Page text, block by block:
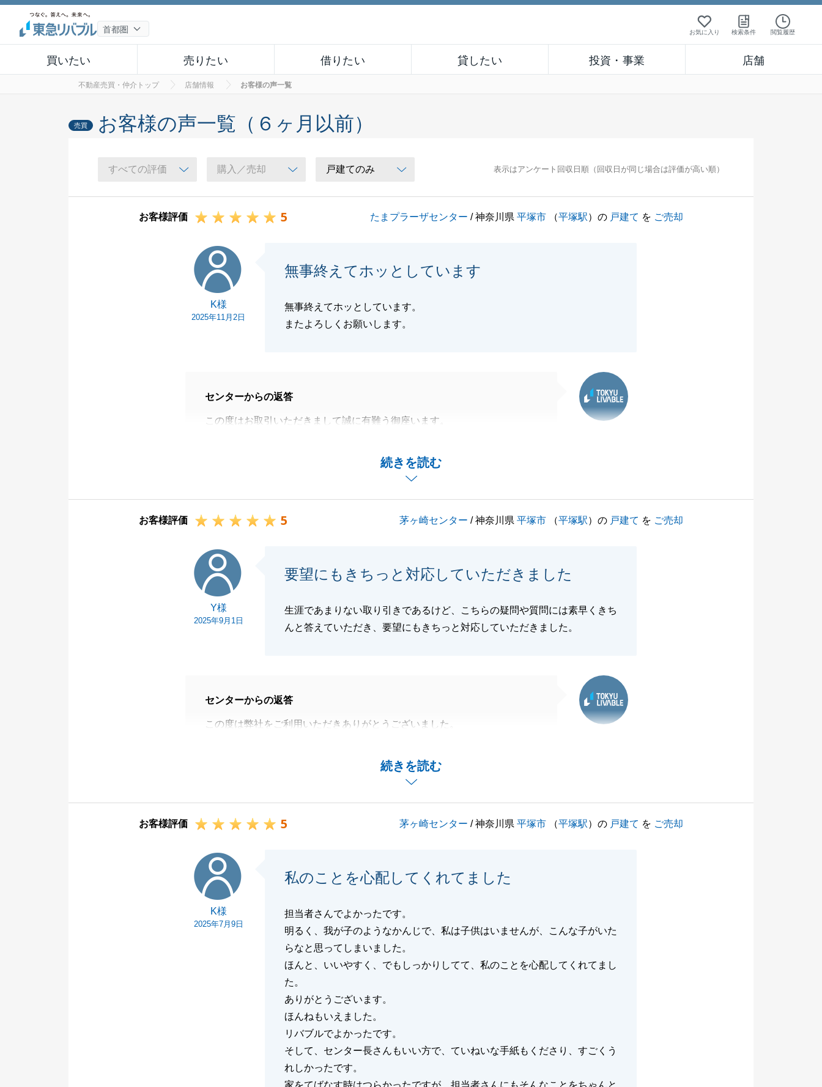
お気に入り 検索条件 閲覧履歴
買いたい 売りたい 借りたい 貸したい 投資・事業 店舗
不動産売買・仲介トップ 店舗情報 お客様の声一覧
売買 お客様の声一覧（６ヶ月以前）
表示はアンケート回収日順（回収日が同じ場合は評価が高い順）
お客様評価 5 たまプラーザセンター / 神奈川県平塚市 （平塚駅）の 戸建て を ご売却
K様
2025年11月2日
無事終えてホッとしています
無事終えてホッとしています。
またよろしくお願いします。
続きを読む
センターからの返答
この度はお取引いただきまして誠に有難う御座います。
また、お買い換えのご依頼を頂いておりますので今後ともよろしくお願いい
お客様評価 5 茅ヶ崎センター / 神奈川県平塚市 （平塚駅）の 戸建て を ご売却
Y様
2025年9月1日
要望にもきちっと対応していただきました
生涯であまりない取り引きであるけど、こちらの疑問や質問には素早くきち
んと答えていただき、要望にもきちっと対応していただきました。
続きを読む
センターからの返答
この度は弊社をご利用いただきありがとうございました。
が、ご子息様にも協力いただいたおかげでスムーズに取引することができま
ろしくお願いいたします。
お客様評価 5 茅ヶ崎センター / 神奈川県平塚市 （平塚駅）の 戸建て を ご売却
K様
2025年7月9日
私のことを心配してくれてました
担当者さんでよかったです。
明るく、我が子のようなかんじで、私は子供はいませんが、こんな子がいた
らなと思ってしまいました。
ほんと、いいやすく、でもしっかりしてて、私のことを心配してくれてまし
た。
ありがとうございます。
ほんねもいえました。
リバブルでよかったです。
そして、センター長さんもいい方で、ていねいな手紙もくださり、すごくう
れしかったです。
家をてばなす時はつらかったですが、担当者さんにもそんなことをちゃんと